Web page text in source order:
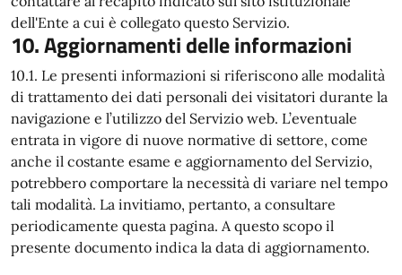
dell'Ente a cui è collegato questo Servizio.
10. Aggiornamenti delle informazioni
10.1. Le presenti informazioni si riferiscono alle modalità
di trattamento dei dati personali dei visitatori durante la
navigazione e l’utilizzo del Servizio web. L’eventuale
entrata in vigore di nuove normative di settore, come
anche il costante esame e aggiornamento del Servizio,
potrebbero comportare la necessità di variare nel tempo
tali modalità. La invitiamo, pertanto, a consultare
periodicamente questa pagina. A questo scopo il
presente documento indica la data di aggiornamento.